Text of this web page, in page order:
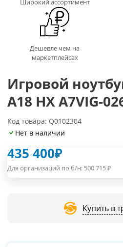
Широкий ассортимент
Дешевле чем на
маркетплейсах
Игровой
A18 HX A7VIG-
Код товара: Q0102304
Нет в наличии
435 400₽
Для организаций по б/н: 500 715₽
Купить в